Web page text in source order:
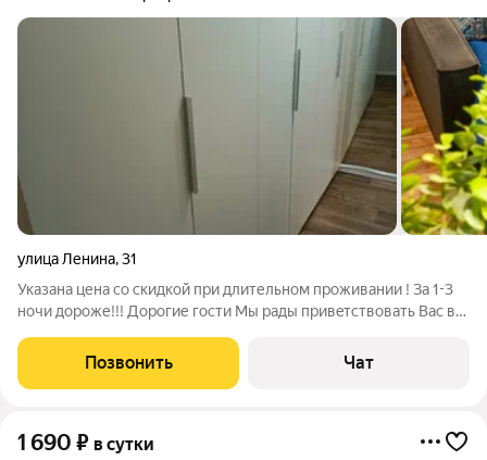
улица Ленина,31
Указана цена со скидкой при длительном проживании ! За 1-3
ночи дороже!!! Дорогие гости Мы рады привeтcтвoвaть Вас в
КОЛИЧЕСТВА ЧЕЛОВЕК!!!! Заселение
Позвонить Чат
1 690 ₽ в сутки